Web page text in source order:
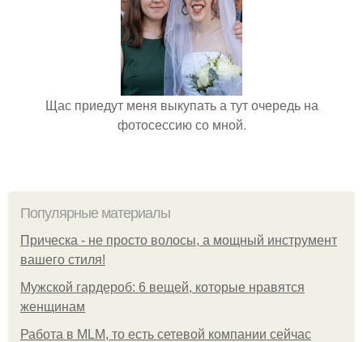
Щас приедут меня выкупать а тут очередь на
фотосессию со мной.
Популярные материалы
Прическа - не просто волосы, а мощный инструмент
вашего стиля!
Мужской гардероб: 6 вещей, которые нравятся
женщинам
Работа в MLM, то есть сетевой компании сейчас